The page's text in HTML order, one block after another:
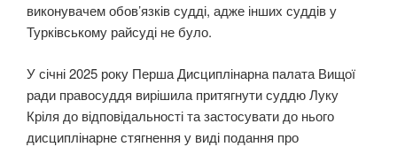
виконувачем обов’язків судді, адже інших суддів у
Турківському райсуді не було.
У січні 2025 року Перша Дисциплінарна палата Вищої
ради правосуддя вирішила притягнути суддю Луку
Кріля до відповідальності та застосувати до нього
дисциплінарне стягнення у виді подання про